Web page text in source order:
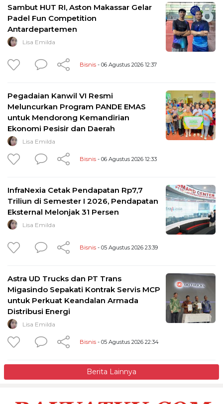
Sambut HUT RI, Aston Makassar Gelar
Padel Fun Competition
Antardepartemen
Lisa Emilda
Bisnis - 06 Agustus 2026 12:37
Pegadaian Kanwil VI Resmi
Meluncurkan Program PANDE EMAS
untuk Mendorong Kemandirian
Ekonomi Pesisir dan Daerah
Lisa Emilda
Bisnis - 06 Agustus 2026 12:33
InfraNexia Cetak Pendapatan Rp7,7
Triliun di Semester I 2026, Pendapatan
Eksternal Melonjak 31 Persen
Lisa Emilda
Bisnis - 05 Agustus 2026 23:39
Astra UD Trucks dan PT Trans
Migasindo Sepakati Kontrak Servis MCP
untuk Perkuat Keandalan Armada
Distribusi Energi
Lisa Emilda
Bisnis - 05 Agustus 2026 22:34
Berita Lainnya